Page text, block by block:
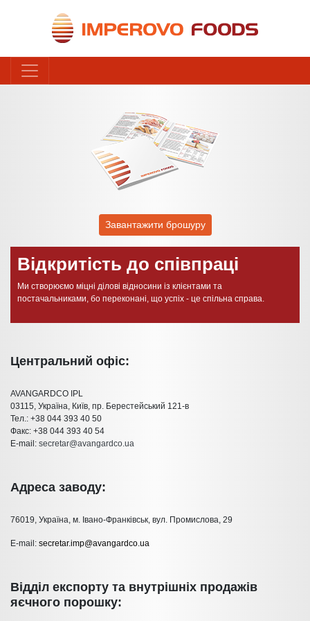
Завантажити брошуру
Відкритість до співпраці
Ми створюємо міцні ділові відносини із клієнтами та
постачальниками, бо переконані, що успіх - це спільна справа.
Центральний офіс:
AVANGARDCO IPL
03115, Україна, Київ, пр. Берестейський 121-в
Тел.: +38 044 393 40 50
Факс: +38 044 393 40 54
E-mail: secretar@avangardco.ua
Адреса заводу:
76019, Україна, м. Івано-Франківськ, вул. Промислова, 29
E-mail: secretar.imp@avangardco.ua
Відділ експорту та внутрішніх продажів
яєчного порошку: